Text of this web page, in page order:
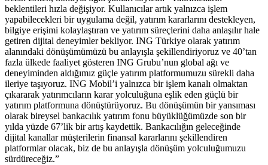
beklentileri hızla değişiyor. Kullanıcılar artık yalnızca işlem
yapabilecekleri bir uygulama değil, yatırım kararlarını destekleyen,
bilgiye erişimi kolaylaştıran ve yatırım süreçlerini daha anlaşılır hale
getiren dijital deneyimler bekliyor. ING Türkiye olarak yatırım
alanındaki dönüşümümüzü bu anlayışla şekillendiriyoruz ve 40’tan
fazla ülkede faaliyet gösteren ING Grubu’nun global ağı ve
deneyiminden aldığımız güçle yatırım platformumuzu sürekli daha
ileriye taşıyoruz. ING Mobil’i yalnızca bir işlem kanalı olmaktan
çıkararak yatırımcıların karar yolculuğuna eşlik eden güçlü bir
yatırım platformuna dönüştürüyoruz. Bu dönüşümün bir yansıması
olarak bireysel bankacılık yatırım fonu büyüklüğümüzde son bir
yılda yüzde 67’lik bir artış kaydettik. Bankacılığın geleceğinde
dijital kanallar müşterilerin finansal kararlarını şekillendiren
platformlar olacak, biz de bu anlayışla dönüşüm yolculuğumuzu
sürdüreceğiz.”